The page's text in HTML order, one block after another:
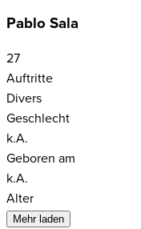
Pablo Sala
27
Auftritte
Divers
Geschlecht
k.A.
Geboren am
k.A.
Alter
Mehr laden